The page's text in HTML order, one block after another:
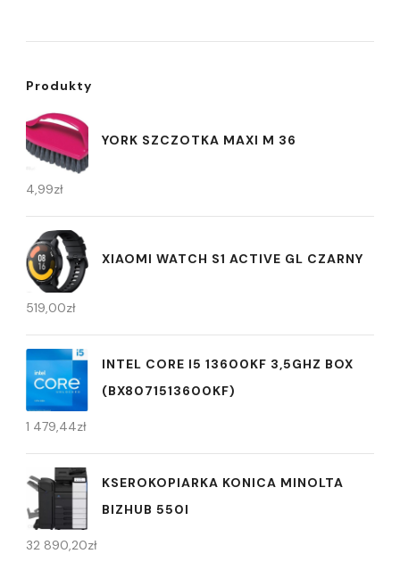
Produkty
YORK SZCZOTKA MAXI M 36
4,99zł
XIAOMI WATCH S1 ACTIVE GL CZARNY
519,00zł
INTEL CORE I5 13600KF 3,5GHZ BOX
(BX8071513600KF)
1 479,44zł
KSEROKOPIARKA KONICA MINOLTA
BIZHUB 550I
32 890,20zł